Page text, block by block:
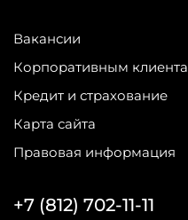
Вакансии
Корпоративным
Кредит и страхование
Карта сайта
Правовая информация
+7 (812) 702-11-11